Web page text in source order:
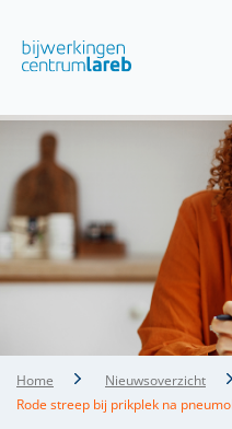
Home
Nieuwsoverzicht
Rode streep bij prikplek na